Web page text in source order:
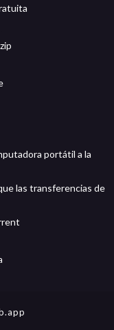
portátil a la
las transferencias de